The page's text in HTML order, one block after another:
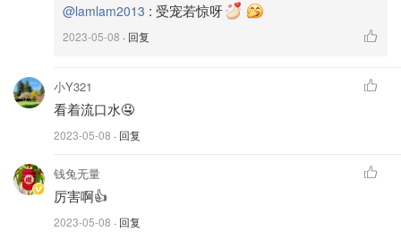
度。
@lamlam2013 : 受宠若惊呀
2023-05-08 · 回复
小Y321
看着流口水🤤
2023-05-08 · 回复
钱兔无量
厉害啊👍
2023-05-08 · 回复